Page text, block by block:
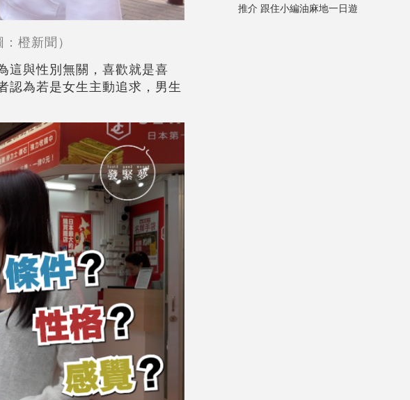
橙新聞）
這與性別無關，喜歡就是喜
認為若是女生主動追求，男生
推介 跟住小編油麻地一日遊